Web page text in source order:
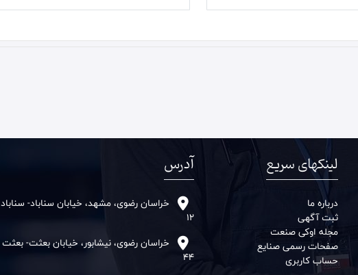
لینکهای سریع
درباره ما
ثبت آگهی
مجله اوکی صنعت
صفحات رسمی صنایع
حساب کاربری
آدرس
خراسان رضوی، مشهد، خیابان سناباد- سناباد
12
خراسان رضوی، نیشابور، خیابان بعثت- بعثت
44